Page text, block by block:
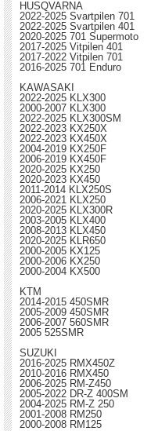
HUSQVARNA
2022-2025 Svartpilen 701
2022-2025 Svartpilen 401
2020-2025 701 Supermoto
2017-2025 Vitpilen 401
2017-2022 Vitpilen 701
2016-2025 701 Enduro
KAWASAKI
2022-2025 KLX300
2000-2007 KLX300
2022-2025 KLX300SM
2022-2023 KX250X
2022-2023 KX450X
2004-2019 KX250F
2006-2019 KX450F
2020-2025 KX250
2020-2023 KX450
2011-2014 KLX250S
2006-2021 KLX250
2020-2025 KLX300R
2003-2005 KLX400
2008-2013 KLX450
2020-2025 KLR650
2000-2005 KX125
2000-2006 KX250
2000-2004 KX500
KTM
2014-2015 450SMR
2005-2009 450SMR
2006-2007 560SMR
2005 525SMR
SUZUKI
2016-2025 RMX450Z
2010-2016 RMX450
2006-2025 RM-Z450
2005-2022 DR-Z 400SM
2004-2025 RM-Z 250
2001-2008 RM250
2000-2008 RM125